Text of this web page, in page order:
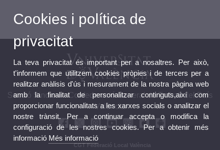
Secció Sindical - Confederació General de Treball del País
València
CGT Federació Local València
Cookies i política de
privacitat
La teva privacitat és important per a nosaltres. Per això,
t'informem que utilitzem cookies pròpies i de tercers per a
realitzar anàlisis d'ús i mesurament de la nostra pàgina web
amb la finalitat de personalitzar continguts,així com
proporcionar funcionalitats a les xarxes socials o analitzar el
nostre trànsit. Per a continuar accepta o modifica la
configuració de les nostres cookies. Per a obtenir més
informació Més informació